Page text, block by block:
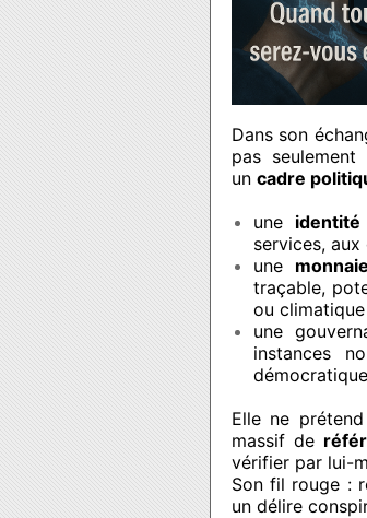
Dans son
pas seulement
un cadre
une identité
services,
une
traçable,
ou
une
instances
Elle ne
massif de
vérifier par lui-
Son fil rouge :
un délire